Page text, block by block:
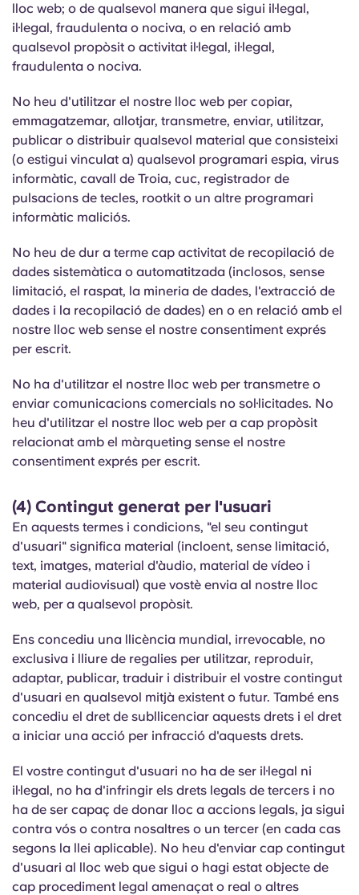
lloc web; o de qualsevol manera que sigui il·legal,
il·legal, fraudulenta o nociva, o en relació amb
qualsevol propòsit o activitat il·legal, il·legal,
fraudulenta o nociva.
No heu d'utilitzar el nostre lloc web per copiar,
emmagatzemar, allotjar, transmetre, enviar, utilitzar,
publicar o distribuir qualsevol material que consisteixi
(o estigui vinculat a) qualsevol programari espia, virus
informàtic, cavall de Troia, cuc, registrador de
pulsacions de tecles, rootkit o un altre programari
informàtic maliciós.
No heu de dur a terme cap activitat de recopilació de
dades sistemàtica o automatitzada (inclosos, sense
limitació, el raspat, la mineria de dades, l'extracció de
dades i la recopilació de dades) en o en relació amb el
nostre lloc web sense el nostre consentiment exprés
per escrit.
No ha d'utilitzar el nostre lloc web per transmetre o
enviar comunicacions comercials no sol·licitades. No
heu d'utilitzar el nostre lloc web per a cap propòsit
relacionat amb el màrqueting sense el nostre
consentiment exprés per escrit.
(4) Contingut generat per l'usuari
En aquests termes i condicions, "el seu contingut
d'usuari" significa material (incloent, sense limitació,
text, imatges, material d'àudio, material de vídeo i
material audiovisual) que vostè envia al nostre lloc
web, per a qualsevol propòsit.
Ens concediu una llicència mundial, irrevocable, no
exclusiva i lliure de regalies per utilitzar, reproduir,
adaptar, publicar, traduir i distribuir el vostre contingut
d'usuari en qualsevol mitjà existent o futur. També ens
concediu el dret de subllicenciar aquests drets i el dret
a iniciar una acció per infracció d'aquests drets.
El vostre contingut d'usuari no ha de ser il·legal ni
il·legal, no ha d'infringir els drets legals de tercers i no
ha de ser capaç de donar lloc a accions legals, ja sigui
contra vós o contra nosaltres o un tercer (en cada cas
segons la llei aplicable). No heu d'enviar cap contingut
d'usuari al lloc web que sigui o hagi estat objecte de
cap procediment legal amenaçat o real o altres